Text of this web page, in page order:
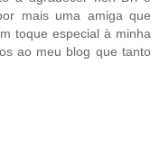
mais uma amiga que
toque especial à minha
ao meu blog que tanto